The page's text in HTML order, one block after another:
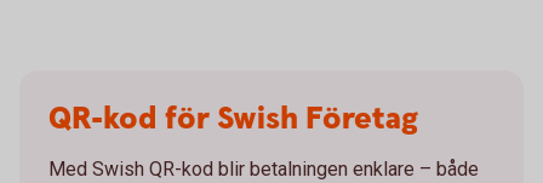
QR-kod för Swish Företag
Med Swish QR-kod blir betalningen enklare – både